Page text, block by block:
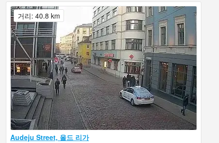
Audeju Street, 올드 리가
거리: 40.8 km